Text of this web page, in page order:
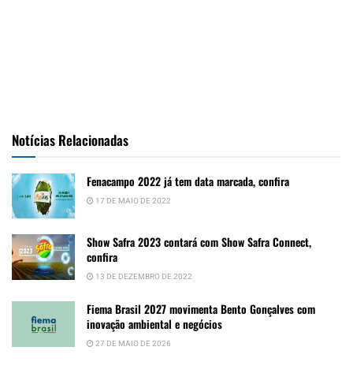
Notícias Relacionadas
Fenacampo 2022 já tem data marcada, confira
17 DE MAIO DE 2022
Show Safra 2023 contará com Show Safra Connect,
confira
13 DE DEZEMBRO DE 2022
Fiema Brasil 2027 movimenta Bento Gonçalves com
inovação ambiental e negócios
27 DE MAIO DE 2026